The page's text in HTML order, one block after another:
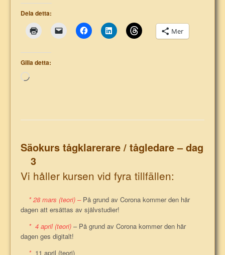
Dela detta:
Mer
Gilla detta:
Laddar
Säokurs tågklarerare / tågledare – dag
3
Vi håller kursen vid fyra tillfällen:
* 28 mars (teori) –På grund av Corona kommer den här
dagen att ersättas av självstudier!
* 4 april (teori) – På grund av Corona kommer den här
dagen ges digitalt!
* 11 april (teori)